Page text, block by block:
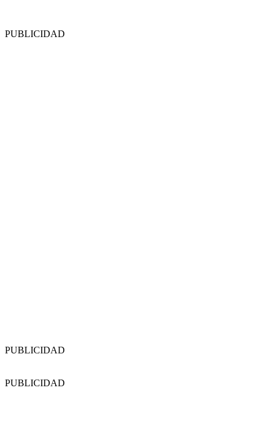
PUBLICIDAD
PUBLICIDAD
PUBLICIDAD